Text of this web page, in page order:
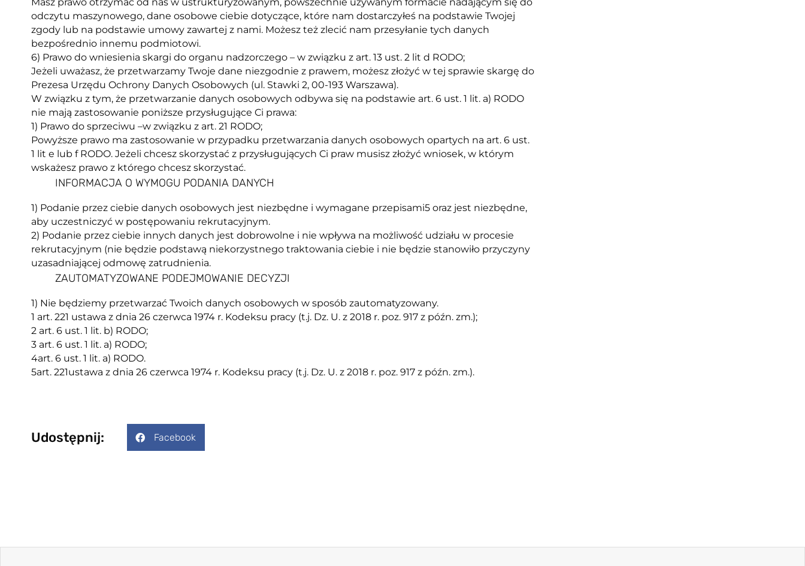
Masz prawo otrzymać od nas w ustrukturyzowanym, powszechnie używanym formacie nadającym się do
odczytu maszynowego, dane osobowe ciebie dotyczące, które nam dostarczyłeś na podstawie Twojej
zgody lub na podstawie umowy zawartej z nami. Możesz też zlecić nam przesyłanie tych danych
bezpośrednio innemu podmiotowi.
6) Prawo do wniesienia skargi do organu nadzorczego – w związku z art. 13 ust. 2 lit d RODO;
Jeżeli uważasz, że przetwarzamy Twoje dane niezgodnie z prawem, możesz złożyć w tej sprawie skargę do
Prezesa Urzędu Ochrony Danych Osobowych (ul. Stawki 2, 00-193 Warszawa).
W związku z tym, że przetwarzanie danych osobowych odbywa się na podstawie art. 6 ust. 1 lit. a) RODO
nie mają zastosowanie poniższe przysługujące Ci prawa:
1) Prawo do sprzeciwu –w związku z art. 21 RODO;
Powyższe prawo ma zastosowanie w przypadku przetwarzania danych osobowych opartych na art. 6 ust.
1 lit e lub f RODO. Jeżeli chcesz skorzystać z przysługujących Ci praw musisz złożyć wniosek, w którym
wskażesz prawo z którego chcesz skorzystać.
INFORMACJA O WYMOGU PODANIA DANYCH
1) Podanie przez ciebie danych osobowych jest niezbędne i wymagane przepisami5 oraz jest niezbędne,
aby uczestniczyć w postępowaniu rekrutacyjnym.
2) Podanie przez ciebie innych danych jest dobrowolne i nie wpływa na możliwość udziału w procesie
rekrutacyjnym (nie będzie podstawą niekorzystnego traktowania ciebie i nie będzie stanowiło przyczyny
uzasadniającej odmowę zatrudnienia.
ZAUTOMATYZOWANE PODEJMOWANIE DECYZJI
1) Nie będziemy przetwarzać Twoich danych osobowych w sposób zautomatyzowany.
1 art. 221 ustawa z dnia 26 czerwca 1974 r. Kodeksu pracy (t.j. Dz. U. z 2018 r. poz. 917 z późn. zm.);
2 art. 6 ust. 1 lit. b) RODO;
3 art. 6 ust. 1 lit. a) RODO;
4art. 6 ust. 1 lit. a) RODO.
5art. 221ustawa z dnia 26 czerwca 1974 r. Kodeksu pracy (t.j. Dz. U. z 2018 r. poz. 917 z późn. zm.).
Udostępnij: Facebook